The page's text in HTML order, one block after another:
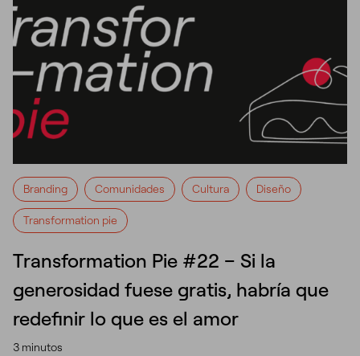
Branding Comunidades Cultura Diseño
Transformation pie
Transformation Pie #22 – Si la
generosidad fuese gratis, habría que
redefinir lo que es el amor
3 minutos